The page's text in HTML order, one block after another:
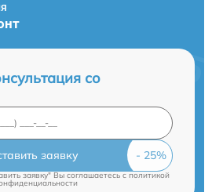
со
заявку
заявку" Вы соглашаетесь cполитикой